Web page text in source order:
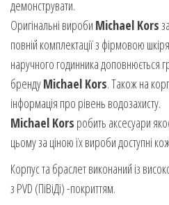
демонструвати.
Оригінальні вироби Michael Kors
повній комплектації з фірмовою
наручного годинника доповнюється
брендуMichael Kors. Також на
інформація про рівень водозахисту.
Michael Kors робить аксесуари
цьому за ціною їх вироби доступні
Корпус та браслет виконаний із
з PVD (ПіВіДі) -покриттям.